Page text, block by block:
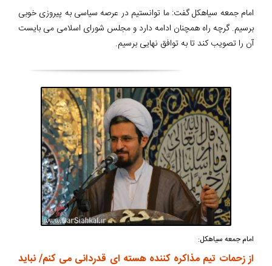
امام جمعه سیاهکل گفت: ما توانستیم در عرصه سیاسی به پیروزی خوبی
برسیم. گرچه راه همچنان ادامه دارد و مجلس شورای اسلامی می بایست
آن را تصویب کند تا به توافق نهایی برسیم.
امام جمعه سیاهکل:
از زحمات تیم مذاکره کننده هسته ای قدردانی می کنم/ نباید